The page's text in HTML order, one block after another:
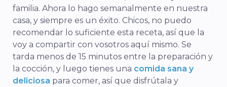
familia. Ahora lo hago semanalmente en nuestra
casa, y siempre es un éxito. Chicos, no puedo
recomendar lo suficiente esta receta, así que la
voy a compartir con vosotros aquí mismo. Se
tarda menos de 15 minutos entre la preparación y
la cocción, y luego tienes una comida sana y
deliciosa para comer, así que disfrútala y